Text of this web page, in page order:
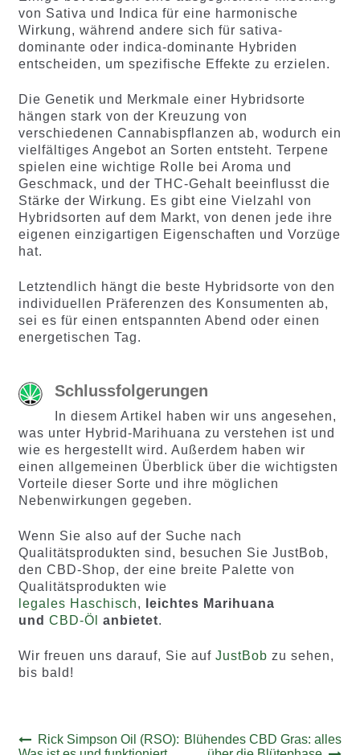
von Sativa und Indica für eine harmonische
Wirkung, während andere sich für sativa-
dominante oder indica-dominante Hybriden
entscheiden, um spezifische Effekte zu erzielen.
Die Genetik und Merkmale einer Hybridsorte
hängen stark von der Kreuzung von
verschiedenen Cannabispflanzen ab, wodurch ein
vielfältiges Angebot an Sorten entsteht. Terpene
spielen eine wichtige Rolle bei Aroma und
Geschmack, und der THC-Gehalt beeinflusst die
Stärke der Wirkung. Es gibt eine Vielzahl von
Hybridsorten auf dem Markt, von denen jede ihre
eigenen einzigartigen Eigenschaften und Vorzüge
hat.
Letztendlich hängt die beste Hybridsorte von den
individuellen Präferenzen des Konsumenten ab,
sei es für einen entspannten Abend oder einen
energetischen Tag.
Schlussfolgerungen
In diesem Artikel haben wir uns angesehen,
was unter Hybrid-Marihuana zu verstehen ist und
wie es hergestellt wird. Außerdem haben wir
einen allgemeinen Überblick über die wichtigsten
Vorteile dieser Sorte und ihre möglichen
Nebenwirkungen gegeben.
Wenn Sie also auf der Suche nach
Qualitätsprodukten sind, besuchen Sie JustBob,
den CBD-Shop, der eine breite Palette von
Qualitätsprodukten wie
legales Haschisch,
leichtes Marihuana
und CBD-Öl anbietet.
Wir freuen uns darauf, Sie auf JustBob zu sehen,
bis bald!
Beitrags-
Vorheriger
Rick Simpson Oil (RSO): Nächster
Blühendes CBD Gras: alles